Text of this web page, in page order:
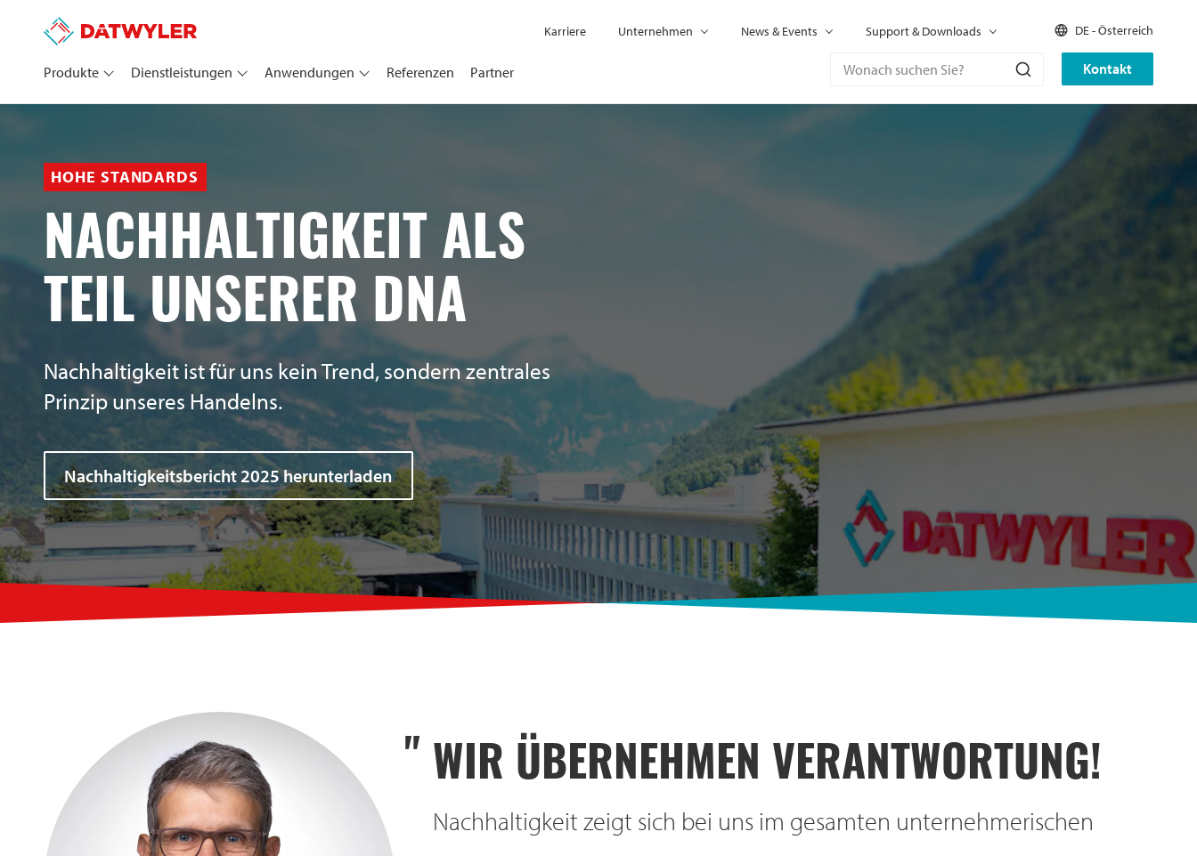
Kontakt
Produkte Dienstleistungen Anwendungen Referenzen Partner
Karriere Unternehmen News & Events Support & Downloads DE - Österreich
HOHE STANDARDS
NACHHALTIGKEIT ALS
TEIL UNSERER DNA
Nachhaltigkeit ist für uns kein Trend, sondern zentrales
Prinzip unseres Handelns.
Nachhaltigkeitsbericht 2025 herunterladen
WIR ÜBERNEHMEN VERANTWORTUNG!
Nachhaltigkeit zeigt sich bei uns im gesamten unternehmerischen